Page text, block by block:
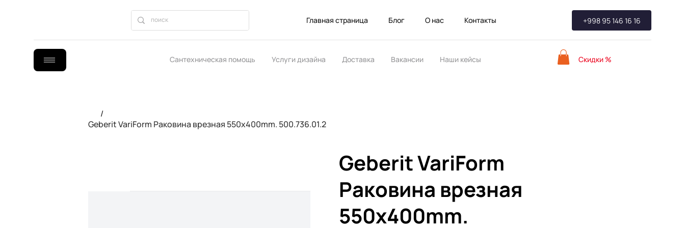
Главная страница Блог О нас Контакты +998 95 146 16 16
Сантехническая помощь Услуги дизайна Доставка Вакансии Наши кейсы Скидки %
/
Geberit VariForm Раковина врезная 550x400mm. 500.736.01.2
Geberit VariForm
Раковина врезная
550x400mm.